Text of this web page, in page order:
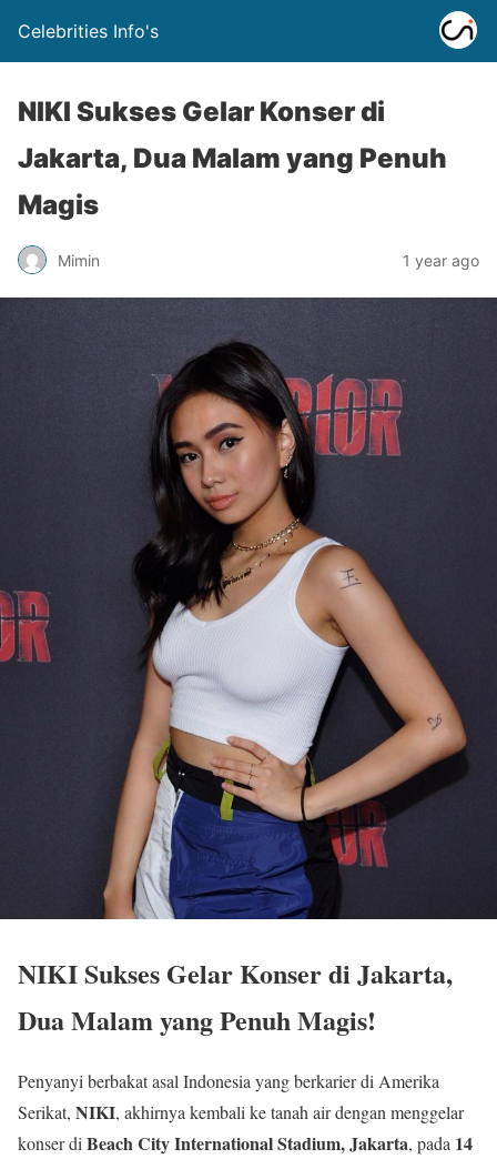
Celebrities Info's
NIKI Sukses Gelar Konser di
Jakarta, Dua Malam yang Penuh
Magis
Mimin 1 year ago
NIKI Sukses Gelar Konser di Jakarta,
Dua Malam yang Penuh Magis!
Penyanyi berbakat asal Indonesia yang berkarier di Amerika
Serikat, NIKI, akhirnya kembali ke tanah air dengan menggelar
konser di Beach City International Stadium, Jakarta, pada 14